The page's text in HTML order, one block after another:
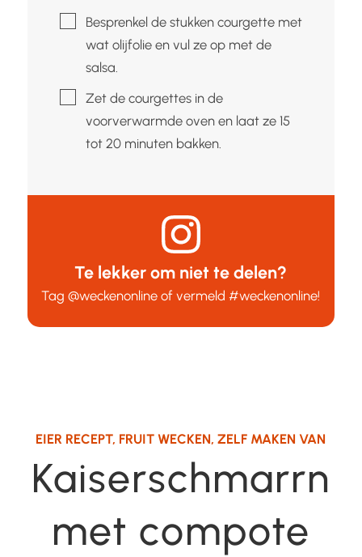
▢Besprenkel de stukken courgette met
wat olijfolie en vul ze op met de
salsa.
▢
Zet de courgettes in de
voorverwarmde oven en laat ze 15
tot 20 minuten bakken.
Te lekker om niet te delen?
Tag@weckenonline of vermeld#weckenonline!
EIER RECEPT, FRUIT WECKEN,ZELF MAKEN VAN
Kaiserschmarrn
met compote